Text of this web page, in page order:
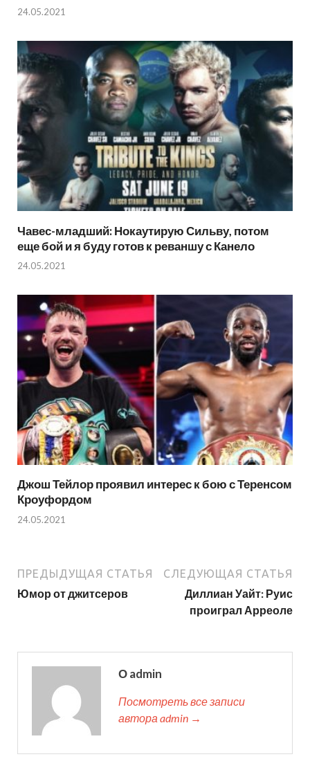
24.05.2021
Чавес-младший: Нокаутирую Сильву, потом
еще бой и я буду готов к реваншу с Канело
24.05.2021
Джош Тейлор проявил интерес к бою с Теренсом
Кроуфордом
24.05.2021
ПРЕДЫДУЩАЯ СТАТЬЯ
Юмор от джитсеров
СЛЕДУЮЩАЯ СТАТЬЯ
Диллиан Уайт: Руис
проиграл Арреоле
О admin
Посмотреть все записи
автора admin →